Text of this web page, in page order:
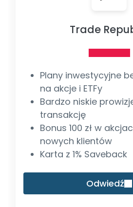
Trade
Plany inwestycyjne
na akcje i ETFy
Bardzo niskie
transakcję
Bonus 100 zł w
nowych klientów
Karta z 1% Saveback
Odwiedź